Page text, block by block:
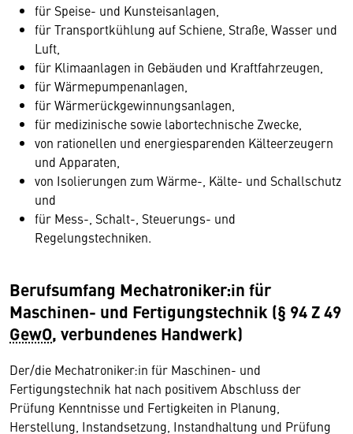
für Speise- und Kunsteisanlagen,
für Transportkühlung auf Schiene, Straße, Wasser und
Luft,
für Klimaanlagen in Gebäuden und Kraftfahrzeugen,
für Wärmepumpenanlagen,
für Wärmerückgewinnungsanlagen,
für medizinische sowie labortechnische Zwecke,
von rationellen und energiesparenden Kälteerzeugern
und Apparaten,
von Isolierungen zum Wärme-, Kälte- und Schallschutz
und
für Mess-, Schalt-, Steuerungs- und
Regelungstechniken.
Berufsumfang Mechatroniker:in für
Maschinen- und Fertigungstechnik (§ 94 Z 49
GewO, verbundenes Handwerk)
Der/die Mechatroniker:in für Maschinen- und
Fertigungstechnik hat nach positivem Abschluss der
Prüfung Kenntnisse und Fertigkeiten in Planung,
Herstellung, Instandsetzung, Instandhaltung und Prüfung